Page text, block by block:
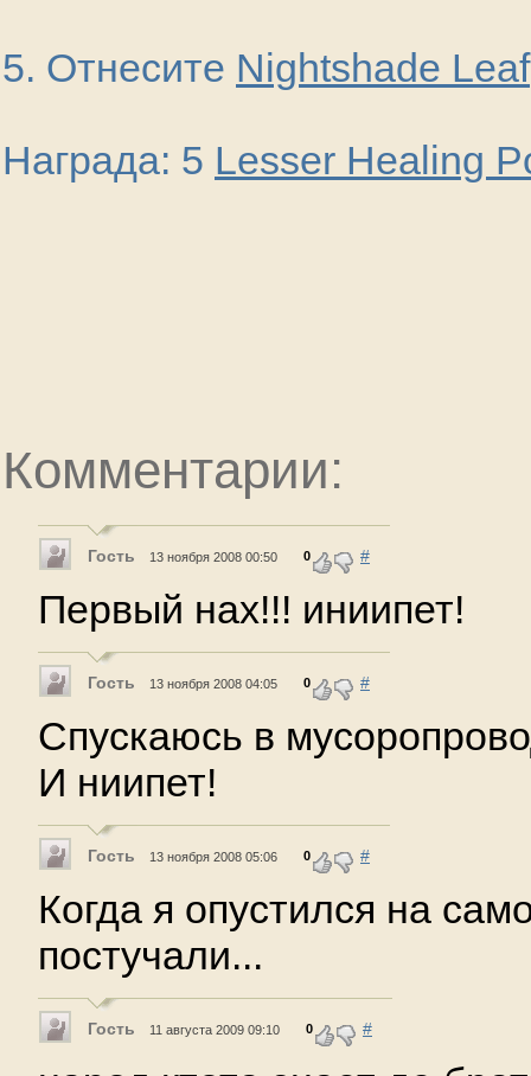
5. Отнесите Nightshade Leaf
Награда: 5 Lesser Healing
Комментарии:
Гость 13 ноября 2008 00:50 0 #
Первый нах!!! иниипет!
Гость 13 ноября 2008 04:05 0 #
Спускаюсь в
И ниипет!
Гость 13 ноября 2008 05:06 0 #
Когда я опустился на
постучали...
Гость 11 августа 2009 09:10 0 #